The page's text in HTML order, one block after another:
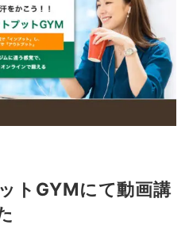
トGYMにて動画講